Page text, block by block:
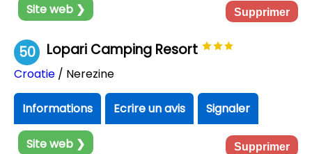
Site web ❯ Supprimer
50 Lopari Camping Resort
Croatie / Nerezine
Informations Ecrire un avis Signaler
Site web ❯ Supprimer